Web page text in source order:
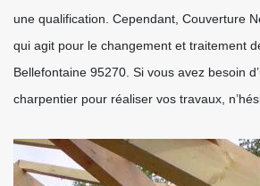
une qualification. Cependant, Couverture
qui agit pour le changement et traitement
Bellefontaine 95270. Si vous avez besoin
charpentier pour réaliser vos travaux,